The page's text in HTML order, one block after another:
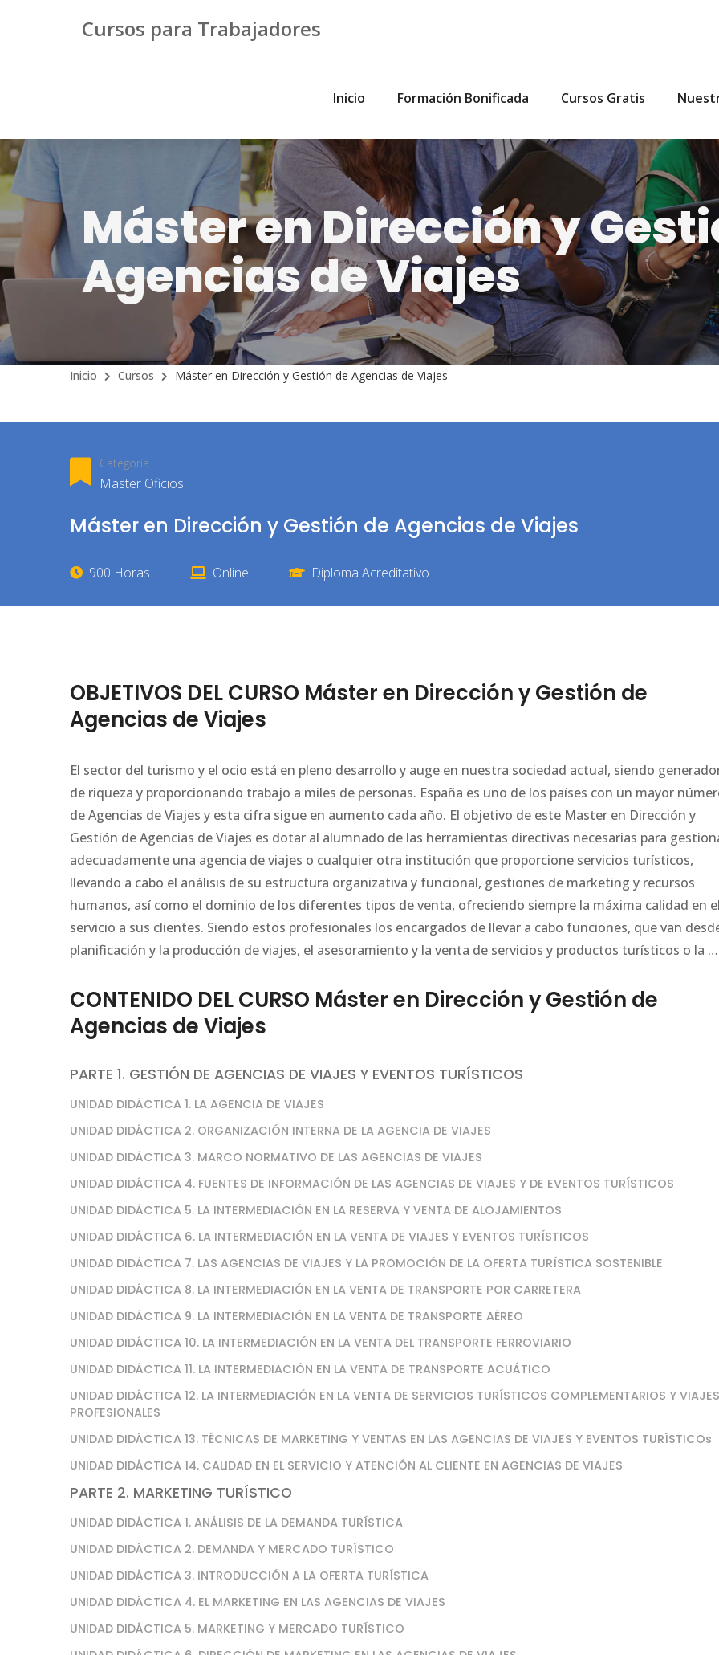
Cursos para Trabajadores
Inicio Formación Bonificada Cursos Gratis
Máster en Dirección y
Agencias de Viajes
Inicio Cursos Máster en Dirección y Gestión de Agencias de Viajes
Categoría
Master Oficios
Máster en Dirección y Gestión de Agencias de Viajes
900 Horas Online Diploma Acreditativo
OBJETIVOS DEL CURSO Máster en Dirección y Gestión de
Agencias de Viajes
El sector del turismo y el ocio está en pleno desarrollo y auge en nuestra sociedad actual, siendo
de riqueza y proporcionando trabajo a miles de personas. España es uno de los países con un mayor
de Agencias de Viajes y esta cifra sigue en aumento cada año. El objetivo de este Master en Dirección y
Gestión de Agencias de Viajes es dotar al alumnado de las herramientas directivas necesarias para
adecuadamente una agencia de viajes o cualquier otra institución que proporcione servicios turísticos,
llevando a cabo el análisis de su estructura organizativa y funcional, gestiones de marketing y recursos
humanos, así como el dominio de los diferentes tipos de venta, ofreciendo siempre la máxima calidad en el
servicio a sus clientes. Siendo estos profesionales los encargados de llevar a cabo funciones, que van
planificación y la producción de viajes, el asesoramiento y la venta de servicios y productos turísticos o la …
CONTENIDO DEL CURSO Máster en Dirección y Gestión de
Agencias de Viajes
PARTE 1. GESTIÓN DE AGENCIAS DE VIAJES Y EVENTOS TURÍSTICOS
UNIDAD DIDÁCTICA 1. LA AGENCIA DE VIAJES
UNIDAD DIDÁCTICA 2. ORGANIZACIÓN INTERNA DE LA AGENCIA DE VIAJES
UNIDAD DIDÁCTICA 3. MARCO NORMATIVO DE LAS AGENCIAS DE VIAJES
UNIDAD DIDÁCTICA 4. FUENTES DE INFORMACIÓN DE LAS AGENCIAS DE VIAJES Y DE EVENTOS TURÍSTICOS
UNIDAD DIDÁCTICA 5. LA INTERMEDIACIÓN EN LA RESERVA Y VENTA DE ALOJAMIENTOS
UNIDAD DIDÁCTICA 6. LA INTERMEDIACIÓN EN LA VENTA DE VIAJES Y EVENTOS TURÍSTICOS
UNIDAD DIDÁCTICA 7. LAS AGENCIAS DE VIAJES Y LA PROMOCIÓN DE LA OFERTA TURÍSTICA SOSTENIBLE
UNIDAD DIDÁCTICA 8. LA INTERMEDIACIÓN EN LA VENTA DE TRANSPORTE POR CARRETERA
UNIDAD DIDÁCTICA 9. LA INTERMEDIACIÓN EN LA VENTA DE TRANSPORTE AÉREO
UNIDAD DIDÁCTICA 10. LA INTERMEDIACIÓN EN LA VENTA DEL TRANSPORTE FERROVIARIO
UNIDAD DIDÁCTICA 11. LA INTERMEDIACIÓN EN LA VENTA DE TRANSPORTE ACUÁTICO
UNIDAD DIDÁCTICA 12. LA INTERMEDIACIÓN EN LA VENTA DE SERVICIOS TURÍSTICOS COMPLEMENTARIOS Y VIAJES
PROFESIONALES
UNIDAD DIDÁCTICA 13. TÉCNICAS DE MARKETING Y VENTAS EN LAS AGENCIAS DE VIAJES Y EVENTOS TURÍSTICOs
UNIDAD DIDÁCTICA 14. CALIDAD EN EL SERVICIO Y ATENCIÓN AL CLIENTE EN AGENCIAS DE VIAJES
PARTE 2. MARKETING TURÍSTICO
UNIDAD DIDÁCTICA 1. ANÁLISIS DE LA DEMANDA TURÍSTICA
UNIDAD DIDÁCTICA 2. DEMANDA Y MERCADO TURÍSTICO
UNIDAD DIDÁCTICA 3. INTRODUCCIÓN A LA OFERTA TURÍSTICA
UNIDAD DIDÁCTICA 4. EL MARKETING EN LAS AGENCIAS DE VIAJES
UNIDAD DIDÁCTICA 5. MARKETING Y MERCADO TURÍSTICO